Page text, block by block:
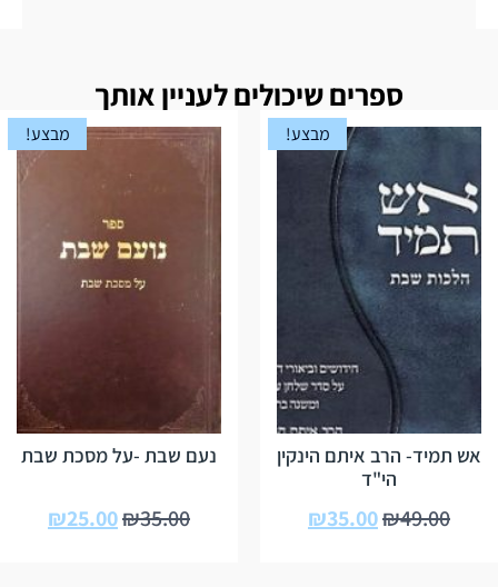
ספרים שיכולים לעניין אותך
מבצע!
אש תמיד- הרב איתם הינקין
הי"ד
₪49.00
₪35.00
מבצע!
נעם שבת -על מסכת שבת
₪35.00
₪25.00